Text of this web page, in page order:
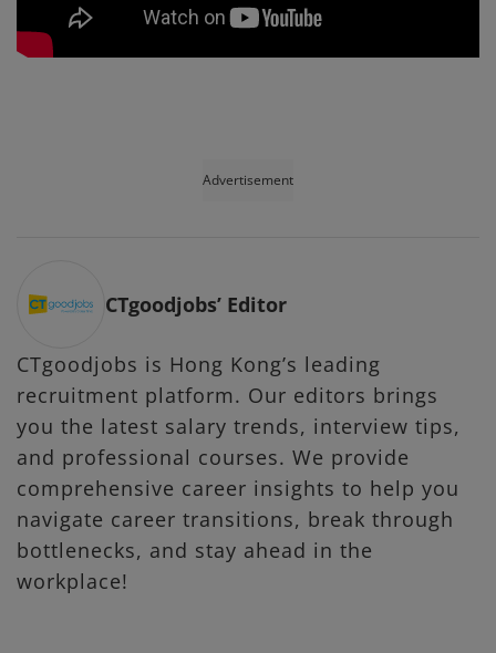
Advertisement
CTgoodjobs’ Editor
CTgoodjobs is Hong Kong’s leading
recruitment platform. Our editors brings
you the latest salary trends, interview tips,
and professional courses. We provide
comprehensive career insights to help you
navigate career transitions, break through
bottlenecks, and stay ahead in the
workplace!